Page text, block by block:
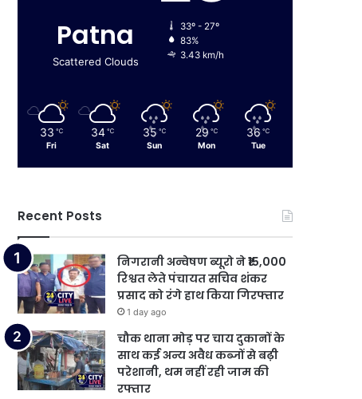
Patna
Scattered Clouds
33º - 27º
83%
3.43 km/h
33 ℃
Fri
34 ℃
Sat
35 ℃
Sun
29 ℃
Mon
36 ℃
Tue
Recent Posts
निगरानी अन्वेषण ब्यूरो ने ₹15,000
रिश्वत लेते पंचायत सचिव शंकर
प्रसाद को रंगे हाथ किया गिरफ्तार
1 day ago
चौक थाना मोड़ पर चाय दुकानों के
साथ कई अन्य अवैध कब्जों से बढ़ी
परेशानी, थम नहीं रही जाम की
रफ्तार